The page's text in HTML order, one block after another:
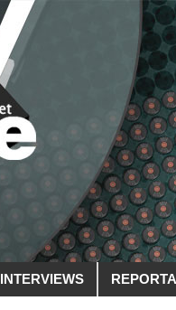
INTERVIEWS